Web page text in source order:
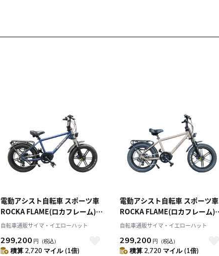
電動アシスト自転車 スポーツ車
ROCKA FLAME(ロカフレーム)
HAYATE マットネイビー 20イン
自転車通販サイマ・イエローハット
299,200 円 （税込）
積算 2,720 マイル (1倍)
電動アシスト自転車 スポーツ車
ROCKA FLAME(ロカフレーム)
HAYATE マットサンドベージュ
2403FRR03TB
自転車通販サイマ・イエローハット
299,200 円 （税込）
積算 2,720 マイル (1倍)